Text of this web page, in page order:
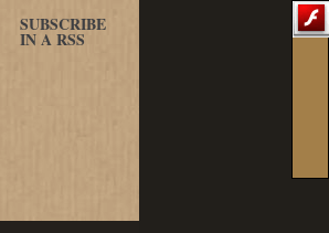
SUBSCRIBE
IN A RSS